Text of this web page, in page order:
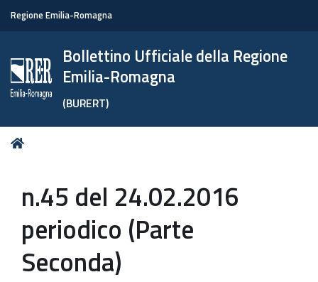
Regione Emilia-Romagna
Bollettino Ufficiale della Regione
Emilia-Romagna
(BURERT)
Tu
n.45 del 24.02.2016
periodico (Parte
Seconda)